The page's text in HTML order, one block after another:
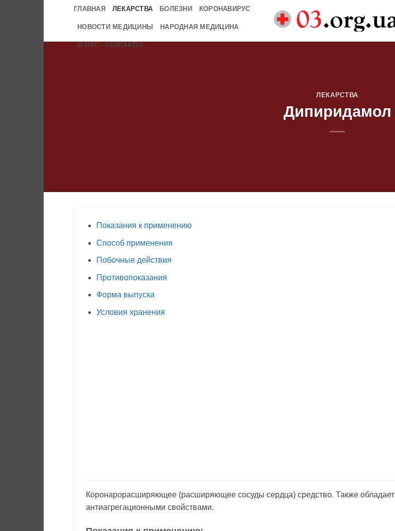
ГЛАВНАЯ ЛЕКАРСТВА БОЛЕЗНИ КОРОНАВИРУС
НОВОСТИ МЕДИЦИНЫ НАРОДНАЯ МЕДИЦИНА
О НАС КОНТАКТЫ
ЛЕКАРСТВА
Дипиридамол
Показания к применению
Способ применения
Побочные действия
Противопоказания
Форма выпуска
Условия хранения
Коронарорасширяющее (расширяющее сосуды сердца) средство. Также обладает
антиагрегационными свойствами.